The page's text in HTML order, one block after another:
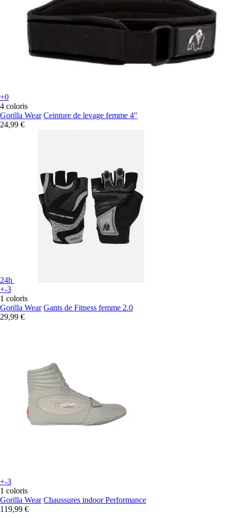
+0
4 coloris
Gorilla Wear Ceinture de levage femme 4"
24,99 €
24h
+-3
1 coloris
Gorilla Wear Gants de Fitness femme 2.0
29,99 €
+-3
1 coloris
Gorilla Wear Chaussures indoor Performance
119,99 €